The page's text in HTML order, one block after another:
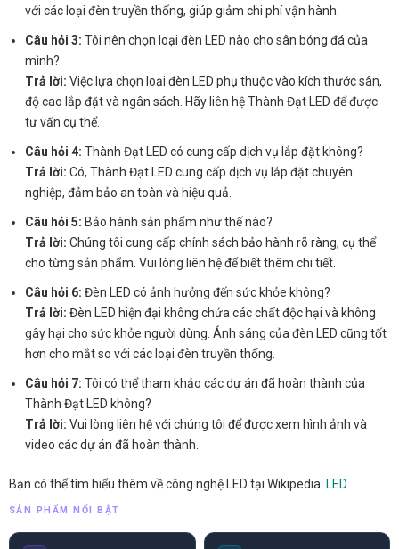
với các loại đèn truyền thống, giúp giảm chi phí vận hành.
Câu hỏi 3: Tôi nên chọn loại đèn LED nào cho sân bóng đá của
mình?
Trả lời: Việc lựa chọn loại đèn LED phụ thuộc vào kích thước sân,
độ cao lắp đặt và ngân sách. Hãy liên hệ Thành Đạt LED để được
tư vấn cụ thể.
Câu hỏi 4: Thành Đạt LED có cung cấp dịch vụ lắp đặt không?
Trả lời: Có, Thành Đạt LED cung cấp dịch vụ lắp đặt chuyên
nghiệp, đảm bảo an toàn và hiệu quả.
Câu hỏi 5: Bảo hành sản phẩm như thế nào?
Trả lời: Chúng tôi cung cấp chính sách bảo hành rõ ràng, cụ thể
cho từng sản phẩm. Vui lòng liên hệ để biết thêm chi tiết.
Câu hỏi 6: Đèn LED có ảnh hưởng đến sức khỏe không?
Trả lời: Đèn LED hiện đại không chứa các chất độc hại và không
gây hại cho sức khỏe người dùng. Ánh sáng của đèn LED cũng tốt
hơn cho mắt so với các loại đèn truyền thống.
Câu hỏi 7: Tôi có thể tham khảo các dự án đã hoàn thành của
Thành Đạt LED không?
Trả lời: Vui lòng liên hệ với chúng tôi để được xem hình ảnh và
video các dự án đã hoàn thành.
Bạn có thể tìm hiểu thêm về công nghệ LED tại Wikipedia: LED
SẢN PHẨM NỔI BẬT